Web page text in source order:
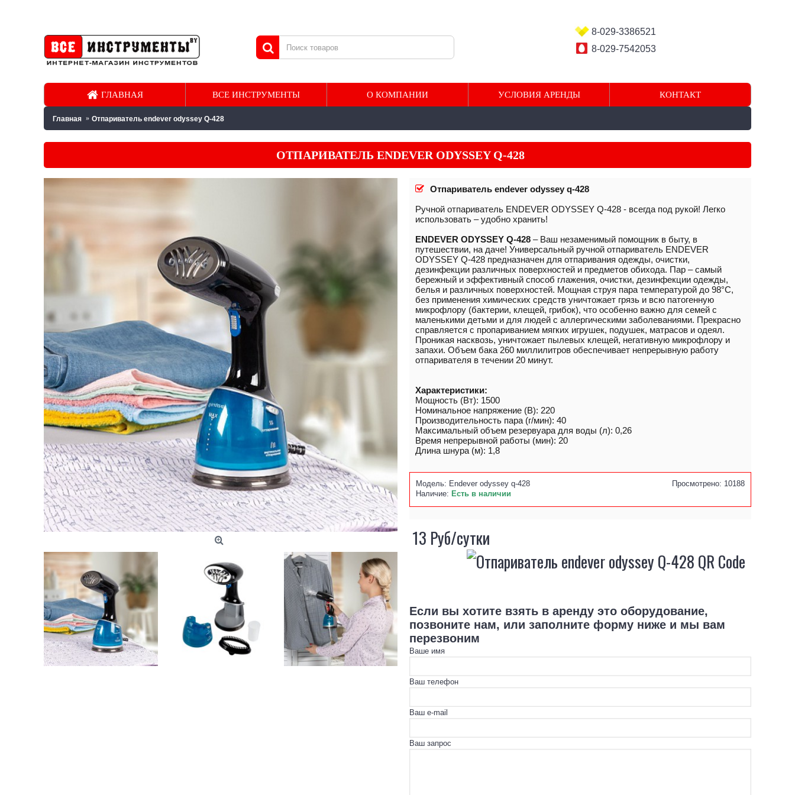
8-029-3386521
8-029-7542053
ГЛАВНАЯ ВСЕ ИНСТРУМЕНТЫ О КОМПАНИИ УСЛОВИЯ АРЕНДЫ КОНТАКТ
Главная Отпариватель endever odyssey Q-428
ОТПАРИВАТЕЛЬ ENDEVER ODYSSEY Q-428
Отпариватель endever odyssey q-428
Ручной отпариватель ENDEVER ODYSSEY Q-428 - всегда под рукой! Легко
использовать – удобно хранить!
ENDEVER ODYSSEY Q-428 – Ваш незаменимый помощник в быту, в
путешествии, на даче! Универсальный ручной отпариватель ENDEVER
ODYSSEY Q-428 предназначен для отпаривания одежды, очистки,
дезинфекции различных поверхностей и предметов обихода. Пар – самый
бережный и эффективный способ глажения, очистки, дезинфекции одежды,
белья и различных поверхностей. Мощная струя пара температурой до 98°С,
без применения химических средств уничтожает грязь и всю патогенную
микрофлору (бактерии, клещей, грибок), что особенно важно для семей с
маленькими детьми и для людей с аллергическими заболеваниями. Прекрасно
справляется с пропариванием мягких игрушек, подушек, матрасов и одеял.
Проникая насквозь, уничтожает пылевых клещей, негативную микрофлору и
запахи. Объем бака 260 миллилитров обеспечивает непрерывную работу
отпаривателя в течении 20 минут.
Характеристики:
Мощность (Вт): 1500
Номинальное напряжение (В): 220
Производительность пара (г/мин): 40
Максимальный объем резервуара для воды (л): 0,26
Время непрерывной работы (мин): 20
Длина шнура (м): 1,8
Просмотрено: 10188
Модель: Endever odyssey q-428
Наличие: Есть в наличии
13 Руб/сутки
Если вы хотите взять в аренду это оборудование,
позвоните нам, или заполните форму ниже и мы вам
перезвоним
Ваше имя
Ваш телефон
Ваш e-mail
Ваш запрос